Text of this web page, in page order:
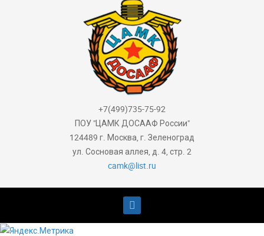
+7(499)735-75-92
ПОУ "ЦАМК ДОСААФ России"
124489 г. Москва, г. Зеленоград
ул. Сосновая аллея, д. 4, стр. 2
camk@list.ru